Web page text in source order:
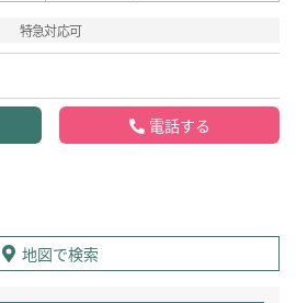
特急対応可
電話する
地図で検索